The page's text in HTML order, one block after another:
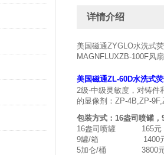
详情介绍
美国磁通ZYGLO水洗式
MAGNFLUXZB-100F风
美国磁通ZL-60D水洗式
2级-中级灵敏度，对铸件
的显像剂：ZP-4B,ZP-
包装方式：16盎司喷罐，
16盎司喷罐 165元
9罐/箱 1400
5加仑/桶 3800